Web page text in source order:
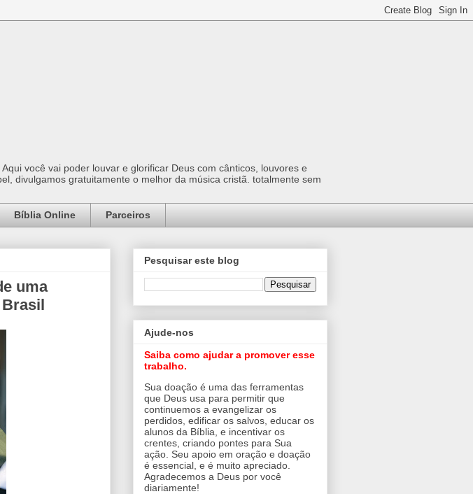
você vai poder louvar e glorificar Deus com cânticos, louvores e
divulgamos gratuitamente o melhor da música cristã. totalmente sem
Bíblia Online Parceiros
uma
Pesquisar este blog
Ajude-nos
Saiba como ajudar a promover esse
trabalho.
Sua doação é uma das ferramentas
que Deus usa para permitir que
continuemos a evangelizar os
perdidos, edificar os salvos, educar os
alunos da Bíblia, e incentivar os
crentes, criando pontes para Sua
ação. Seu apoio em oração e doação
é essencial, e é muito apreciado.
Agradecemos a Deus por você
diariamente!